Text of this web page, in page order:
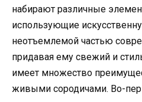
набирают различные
использующие
неотъемлемой частью
придавая ему свежий и
имеет множество
живыми сородичами. Во-